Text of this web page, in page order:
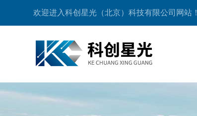
欢迎进入科创星光（北京）科技有限公司网站！